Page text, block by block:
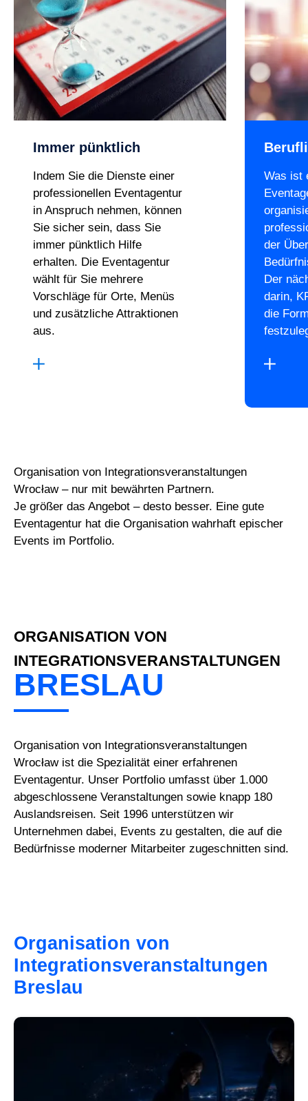
Immer pünktlich
Indem Sie die Dienste einer
professionellen Eventagentur
in Anspruch nehmen, können
Sie sicher sein, dass Sie
immer pünktlich Hilfe
erhalten. Die Eventagentur
wählt für Sie mehrere
Vorschläge für Orte, Menüs
und zusätzliche Attraktionen
aus.
Was ist
der
Der
darin,
die
Organisation von Integrationsveranstaltungen
Wrocław – nur mit bewährten Partnern.
Je größer das Angebot – desto besser. Eine gute
Eventagentur hat die Organisation wahrhaft epischer
Events im Portfolio.
ORGANISATION VON
INTEGRATIONSVERANSTALTUNGEN
BRESLAU
Organisation von Integrationsveranstaltungen
Wrocław ist die Spezialität einer erfahrenen
Eventagentur. Unser Portfolio umfasst über 1.000
abgeschlossene Veranstaltungen sowie knapp 180
Auslandsreisen. Seit 1996 unterstützen wir
Unternehmen dabei, Events zu gestalten, die auf die
Bedürfnisse moderner Mitarbeiter zugeschnitten sind.
Organisation von
Integrationsveranstaltungen
Breslau